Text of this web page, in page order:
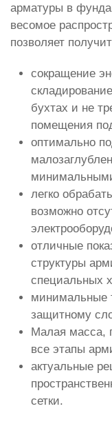
арматуры в
весомое
позволяет
сокращение
бухтах и не
помещения
оптимально
легко
возможно
отличные
структуры
специальных
минимальные
защитному
Малая масса,
все этапы
актуальные
сетки.